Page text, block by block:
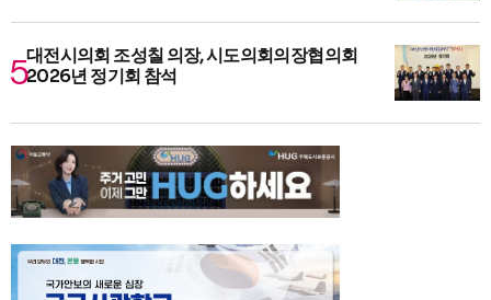
대전시의회 조성칠 의장, 시도의회의장협의회
2026년 정기회 참석